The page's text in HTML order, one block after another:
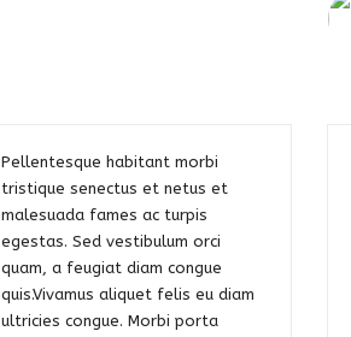
Pellentesque habitant morbi
tristique senectus et netus et
malesuada fames ac turpis
egestas. Sed vestibulum orci
quam, a feugiat diam congue
quis.Vivamus aliquet felis eu diam
ultricies congue. Morbi porta